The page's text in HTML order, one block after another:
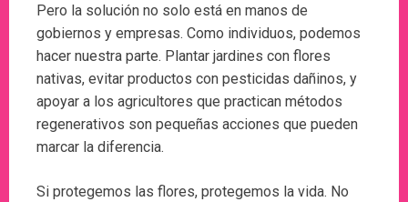
Pero la solución no solo está en manos de
gobiernos y empresas. Como individuos, podemos
hacer nuestra parte. Plantar jardines con flores
nativas, evitar productos con pesticidas dañinos, y
apoyar a los agricultores que practican métodos
regenerativos son pequeñas acciones que pueden
marcar la diferencia.
Si protegemos las flores, protegemos la vida. No